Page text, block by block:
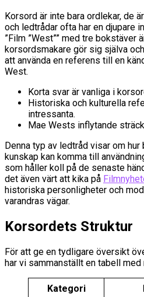
Korsord är inte bara ordlekar, de
och ledtrådar ofta har en djupare
”Film ”West”” med tre bokstäver
korsordsmakare gör sig själva
att använda en referens till en
West.
Korta svar är vanliga i
Historiska och kulturella
intressanta.
Mae Wests inflytande
Denna typ av ledtråd visar om
kunskap kan komma till
som håller koll på de senaste
det även värt att kika på
historiska personligheter och
varandras vägar.
Korsordets Struktur
För att ge en tydligare översikt
har vi sammanställt en tabell med
Kategori